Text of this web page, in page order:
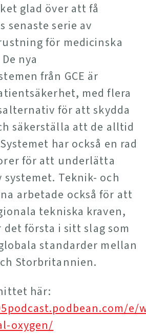
glad över att få
senaste serie av
för medicinska
nya
från GCE är
med flera
för att skydda
säkerställa att de alltid
har också en rad
för att underlätta
Teknik- och
arbetade också för att
tekniska kraven,
det första i sitt slag som
standarder mellan
Storbritannien.
här:
e/
oxygen/